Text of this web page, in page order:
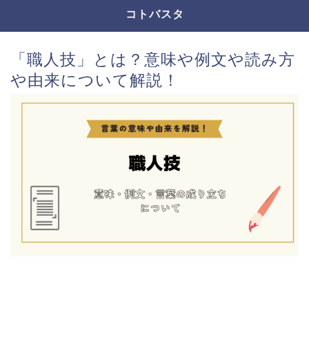
コトバスタ
「職人技」とは？意味や例文や読み方
や由来について解説！